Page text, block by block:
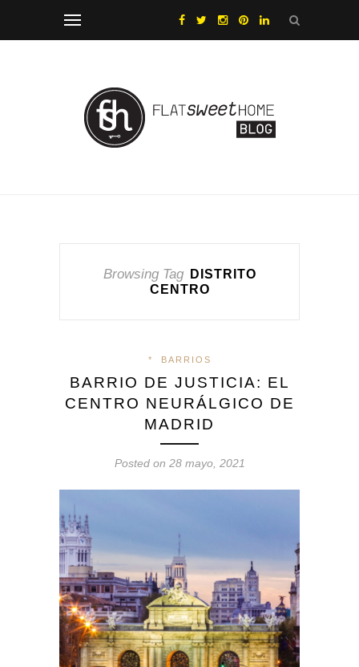
Browsing Tag
DISTRITO
CENTRO
* BARRIOS
BARRIO DE JUSTICIA: EL
CENTRO NEURÁLGICO DE
MADRID
Posted on 28 mayo, 2021